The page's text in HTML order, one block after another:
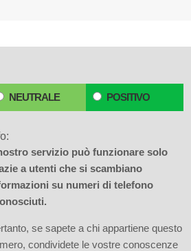
NEUTRALE POSITIVO
servizio può funzionare solo
a utenti che si scambiano
su numeri di telefono
se sapete a chi appartiene questo
condividete le vostre conoscenze